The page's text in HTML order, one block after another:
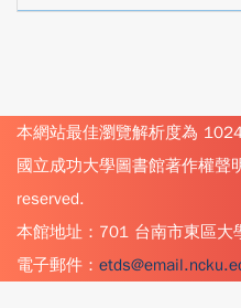
本網站最佳瀏覽解析度為
國立成功大學圖書館著作權
reserved.
本館地址：701 台南市東區大
電子郵件：